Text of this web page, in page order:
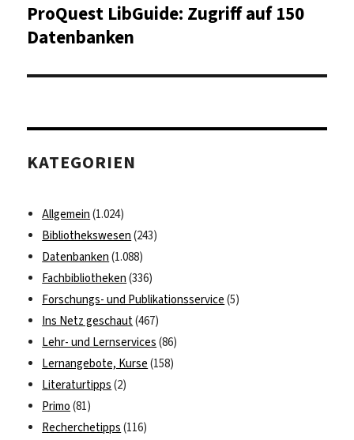
Nächster
Beitrag:
ProQuest LibGuide: Zugriff auf 150
Datenbanken
KATEGORIEN
Allgemein (1.024)
Bibliothekswesen (243)
Datenbanken (1.088)
Fachbibliotheken (336)
Forschungs- und Publikationsservice (5)
Ins Netz geschaut(467)
Lehr- und Lernservices (86)
Lernangebote, Kurse (158)
Literaturtipps (2)
Primo (81)
Recherchetipps (116)